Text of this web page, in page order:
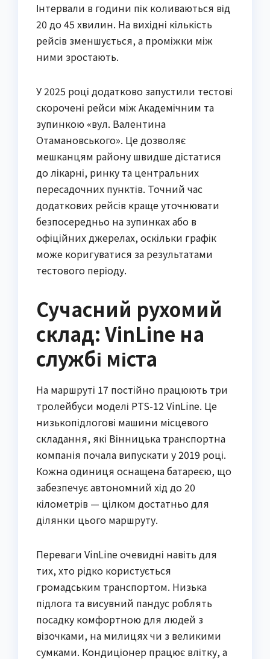
Інтервали в години пік коливаються від
20 до 45 хвилин. На вихідні кількість
рейсів зменшується, а проміжки між
ними зростають.
У 2025 році додатково запустили тестові
скорочені рейси між Академічним та
зупинкою «вул. Валентина
Отамановського». Це дозволяє
мешканцям району швидше дістатися
до лікарні, ринку та центральних
пересадочних пунктів. Точний час
додаткових рейсів краще уточнювати
безпосередньо на зупинках або в
офіційних джерелах, оскільки графік
може коригуватися за результатами
тестового періоду.
Сучасний рухомий
склад: VinLine на
службі міста
На маршруті 17 постійно працюють три
тролейбуси моделі PTS-12 VinLine. Це
низькопідлогові машини місцевого
складання, які Вінницька транспортна
компанія почала випускати у 2019 році.
Кожна одиниця оснащена батареєю, що
забезпечує автономний хід до 20
кілометрів — цілком достатньо для
ділянки цього маршруту.
Переваги VinLine очевидні навіть для
тих, хто рідко користується
громадським транспортом. Низька
підлога та висувний пандус роблять
посадку комфортною для людей з
візочками, на милицях чи з великими
сумками. Кондиціонер працює влітку, а